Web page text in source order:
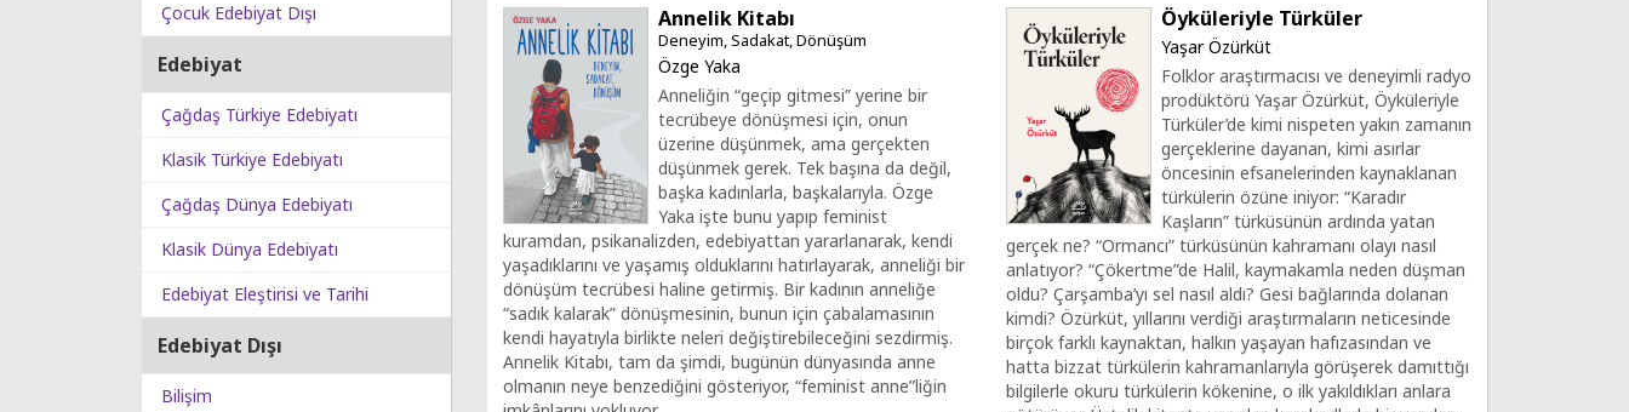
Çocuk Edebiyat Dışı
Edebiyat
Çağdaş Türkiye Edebiyatı
Klasik Türkiye Edebiyatı
Çağdaş Dünya Edebiyatı
Klasik Dünya Edebiyatı
Edebiyat Eleştirisi ve Tarihi
Edebiyat Dışı
Bilişim
Annelik Kitabı
Deneyim, Sadakat, Dönüşüm
Özge Yaka
Anneliğin “geçip gitmesi” yerine bir
tecrübeye dönüşmesi için, onun
üzerine düşünmek, ama gerçekten
düşünmek gerek. Tek başına da değil,
başka kadınlarla, başkalarıyla. Özge
Yaka işte bunu yapıp feminist
kuramdan, psikanalizden, edebiyattan yararlanarak, kendi
yaşadıklarını ve yaşamış olduklarını hatırlayarak, anneliği bir
dönüşüm tecrübesi haline getirmiş. Bir kadının anneliğe
“sadık kalarak” dönüşmesinin, bunun için çabalamasının
kendi hayatıyla birlikte neleri değiştirebileceğini sezdirmiş.
Annelik Kitabı, tam da şimdi, bugünün dünyasında anne
olmanın neye benzediğini gösteriyor, “feminist anne”liğin
Öyküleriyle Türküler
Yaşar Özürküt
Folklor araştırmacısı ve deneyimli radyo
prodüktörü Yaşar Özürküt, Öyküleriyle
Türküler’de kimi nispeten yakın zamanın
gerçeklerine dayanan, kimi asırlar
öncesinin efsanelerinden kaynaklanan
türkülerin özüne iniyor: “Karadır
Kaşların” türküsünün ardında yatan
gerçek ne? “Ormancı” türküsünün kahramanı olayı nasıl
anlatıyor? “Çökertme”de Halil, kaymakamla neden düşman
oldu? Çarşamba’yı sel nasıl aldı? Gesi bağlarında dolanan
kimdi? Özürküt, yıllarını verdiği araştırmaların neticesinde
birçok farklı kaynaktan, halkın yaşayan hafızasından ve
hatta bizzat türkülerin kahramanlarıyla görüşerek damıttığı
bilgilerle okuru türkülerin kökenine, o ilk yakıldıkları anlara